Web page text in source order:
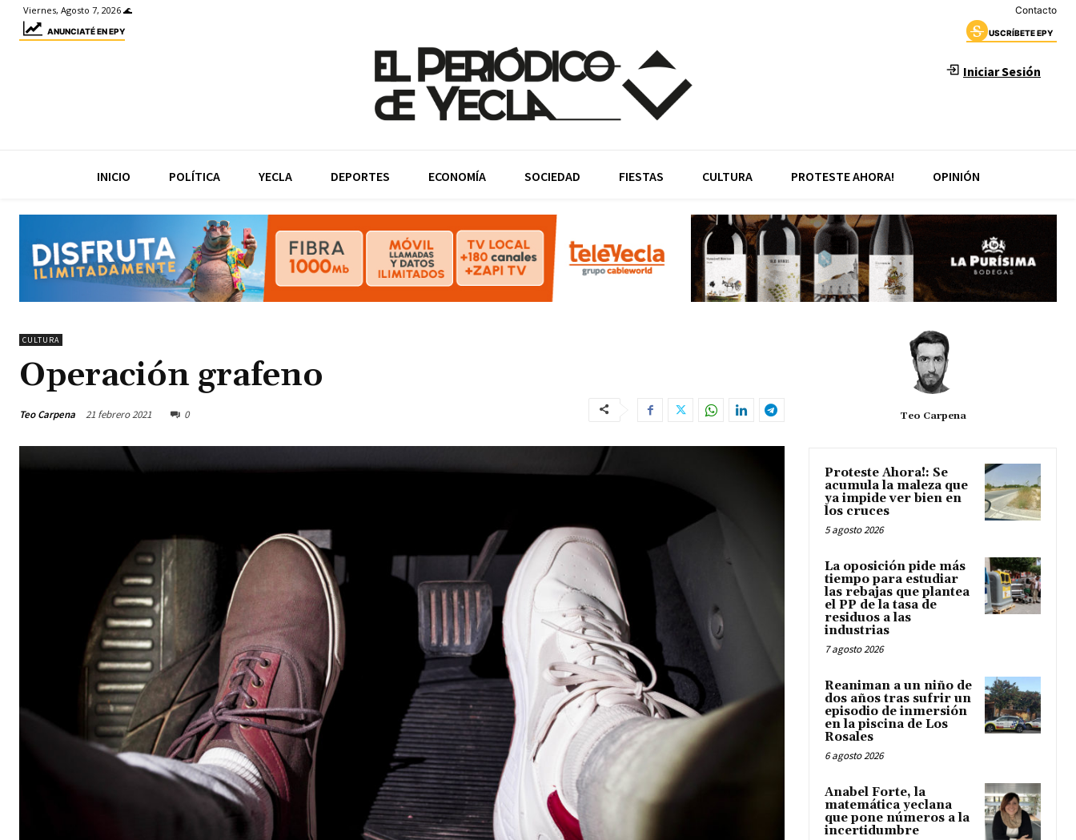
Viernes, Agosto 7, 2026 🌊 Contacto
ANUNCIATÉ EN EPY USCRÍBETE EPY
Iniciar Sesión
INICIO POLÍTICA YECLA DEPORTES ECONOMÍA SOCIEDAD FIESTAS CULTURA PROTESTE AHORA! OPINIÓN
CULTURA
Operación grafeno
Teo Carpena 21 febrero 2021 0 Teo Carpena
Proteste Ahora!: Se
acumula la maleza que
ya impide ver bien en
los cruces
5 agosto 2026
La oposición pide más
tiempo para estudiar
las rebajas que plantea
el PP de la tasa de
residuos a las
industrias
7 agosto 2026
Reaniman a un niño de
dos años tras sufrir un
episodio de inmersión
en la piscina de Los
Rosales
6 agosto 2026
Anabel Forte, la
matemática yeclana
que pone números a la
incertidumbre